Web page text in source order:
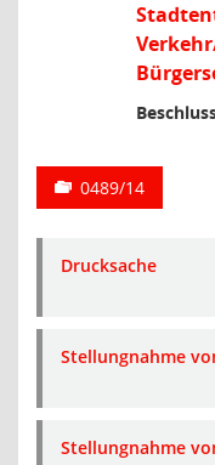
0489/14
Drucksache
Stellungnahme
Stellungnahme